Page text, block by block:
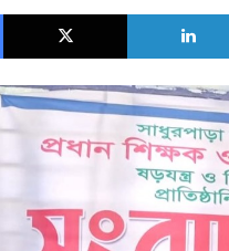
Facebook X